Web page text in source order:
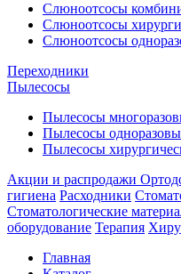
Слюноотсосы
Слюноотсосы
Слюноотсосы
Переходники
Пылесосы
Пылесосы
Пылесосы
Пылесосы
Акции и распродажи
гигиена Расходники
Стоматологические
оборудование Терапия
Главная